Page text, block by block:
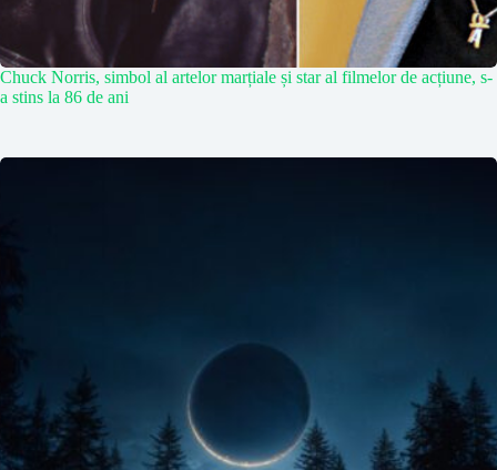
Chuck Norris, simbol al artelor marțiale și star al filmelor de acțiune, s-
a stins la 86 de ani